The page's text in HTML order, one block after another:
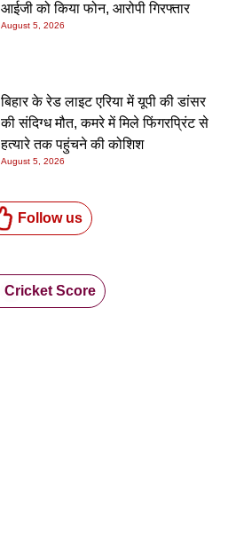
आईजी को किया फोन, आरोपी गिरफ्तार
August 5, 2026
बिहार के रेड लाइट एरिया में यूपी की डांसर
की संदिग्ध मौत, कमरे में मिले फिंगरप्रिंट से
हत्यारे तक पहुंचने की कोशिश
August 5, 2026
Follow us
Cricket Score